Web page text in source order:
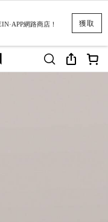
獲取
網路商店！